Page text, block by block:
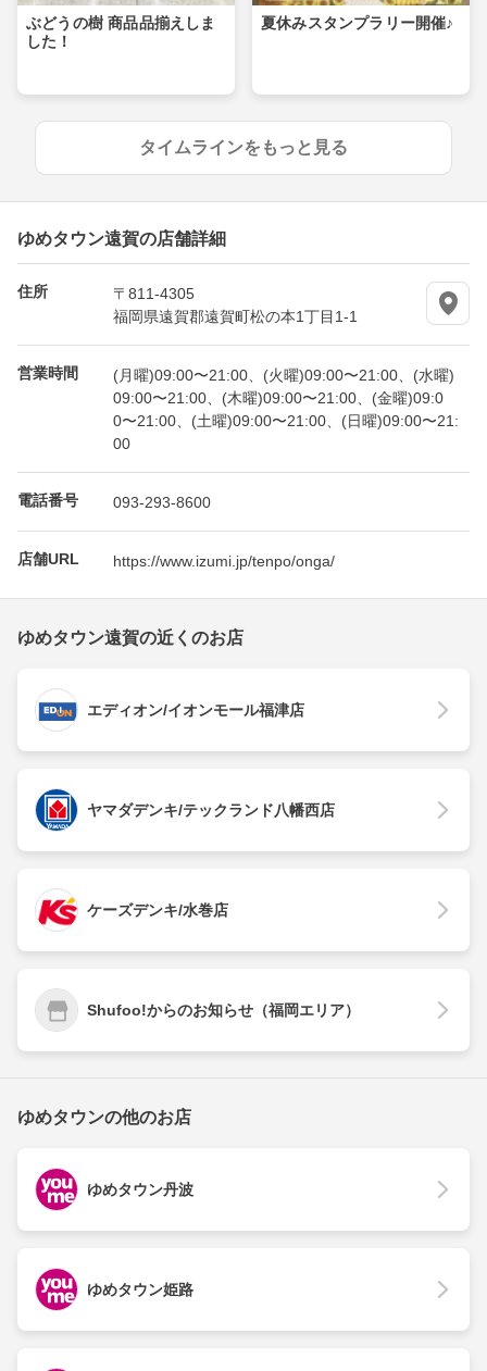
ぶどうの樹 商品品揃えしま
した！
夏休みスタンプラリー開催♪
タイムラインをもっと見る
ゆめタウン遠賀の店舗詳細
住所
〒811-4305
福岡県遠賀郡遠賀町松の本1丁目1-1
営業時間
(月曜)09:00〜21:00、(火曜)09:00〜21:00、(水曜)
09:00〜21:00、(木曜)09:00〜21:00、(金曜)09:0
0〜21:00、(土曜)09:00〜21:00、(日曜)09:00〜21:
00
電話番号 093-293-8600
店舗URL https://www.izumi.jp/tenpo/onga/
ゆめタウン遠賀の近くのお店
エディオン/イオンモール福津店
ヤマダデンキ/テックランド八幡西店
ケーズデンキ/水巻店
Shufoo!からのお知らせ（福岡エリア）
ゆめタウンの他のお店
ゆめタウン丹波
ゆめタウン姫路